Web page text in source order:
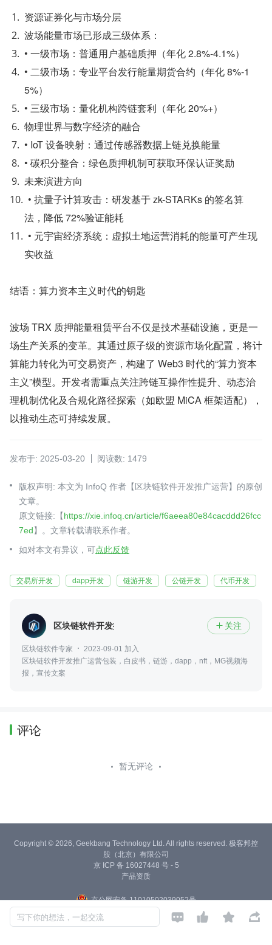
资源证券化与市场分层
波场能量市场已形成三级体系：
• 一级市场：普通用户基础质押（年化 2.8%-4.1%）
• 二级市场：专业平台发行能量期货合约（年化 8%-1
5%）
• 三级市场：量化机构跨链套利（年化 20%+）
物理世界与数字经济的融合
• IoT 设备映射：通过传感器数据上链兑换能量
• 碳积分整合：绿色质押机制可获取环保认证奖励
未来演进方向
• 抗量子计算攻击：研发基于 zk-STARKs 的签名算
法，降低 72%验证能耗
• 元宇宙经济系统：虚拟土地运营消耗的能量可产生现
实收益
结语：算力资本主义时代的钥匙
波场 TRX 质押能量租赁平台不仅是技术基础设施，更是一
场生产关系的变革。其通过原子级的资源市场化配置，将计
算能力转化为可交易资产，构建了 Web3 时代的“算力资本
主义”模型。开发者需重点关注跨链互操作性提升、动态治
理机制优化及合规化路径探索（如欧盟 MiCA 框架适配），
以推动生态可持续发展。
发布于: 2025-03-20 阅读数: 1479
版权声明: 本文为 InfoQ 作者【区块链软件开发推广运营】的原创
文章。
原文链接:【https://xie.infoq.cn/article/f6aeea80e84cacddd26fcc
7ed】。文章转载请联系作者。
如对本文有异议，可点此反馈
交易所开发 dapp开发 链游开发 公链开发 代币开发
区块链软件开发推广运营  关注
区块链软件专家
2023-09-01 加入
区块链软件开发推广运营包装，白皮书，链游，dapp，nft，MG视频海
报，宣传文案
评论
暂无评论
写下你的想法，一起交流    
Copyright © 2026, Geekbang Technology Ltd. All rights reserved. 极客邦控
股（北京）有限公司
京 ICP 备 16027448 号 - 5
产品资质
京公网安备 11010502039052号